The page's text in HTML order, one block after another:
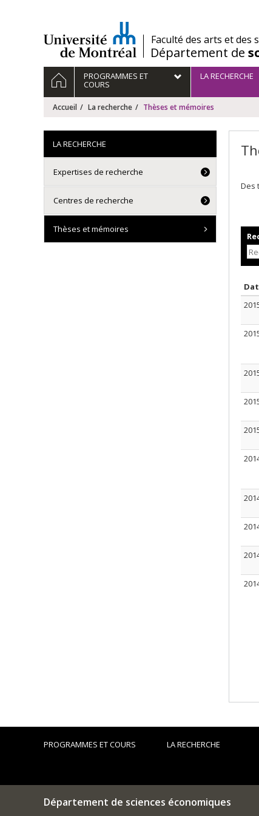
/Faculté des arts et des
Département de
Navigation
principale
ACCUEILPROGRAMMES ET
COURS
LA RECHERCHE
Accueil La recherche Thèses et mémoires
Des
LA RECHERCHE
Expertises de recherche
Centres de recherche
Thèses et mémoires
PROGRAMMES ET COURS LA RECHERCHE
Département de sciences économiques